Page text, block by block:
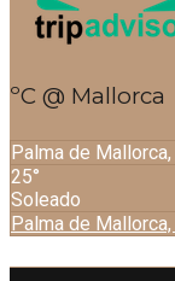
ºC @ Mallorca
Palma de Mallorca,
25°
Soleado
Palma de Mallorca,